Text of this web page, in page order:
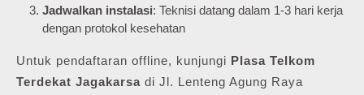
Jadwalkan instalasi: Teknisi datang dalam 1-3 hari kerja
dengan protokol kesehatan
Untuk pendaftaran offline, kunjungi Plasa Telkom
Terdekat Jagakarsa di Jl. Lenteng Agung Raya